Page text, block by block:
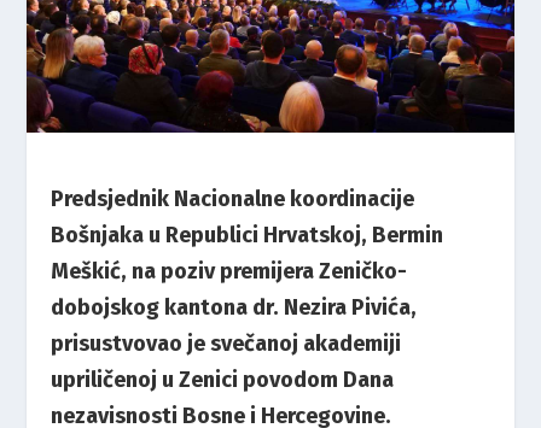
Predsjednik Nacionalne koordinacije
Bošnjaka u Republici Hrvatskoj, Bermin
Meškić, na poziv premijera Zeničko-
dobojskog kantona dr. Nezira Pivića,
prisustvovao je svečanoj akademiji
upriličenoj u Zenici povodom Dana
nezavisnosti Bosne i Hercegovine.